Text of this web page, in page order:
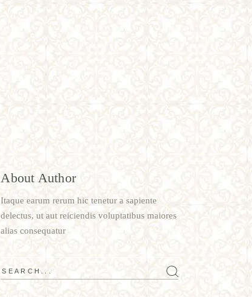
About Author
Itaque earum rerum hic tenetur a sapiente
delectus, ut aut reiciendis voluptatibus maiores
alias consequatur
Search